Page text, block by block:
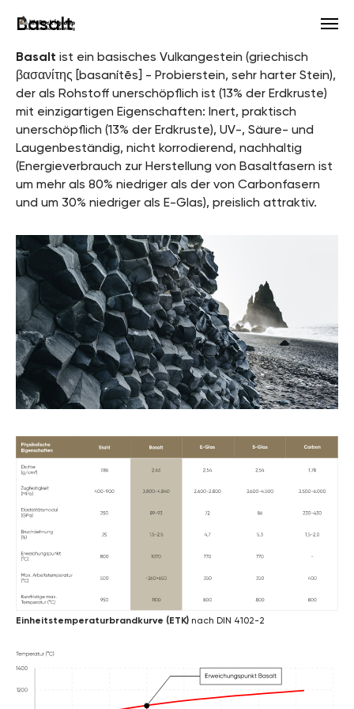
Basalt
Basalt ist ein basisches Vulkangestein (griechisch
βασανίτης [basanítēs] - Probierstein, sehr harter Stein),
der als Rohstoff unerschöpflich ist (13% der Erdkruste)
mit einzigartigen Eigenschaften: Inert, praktisch
unerschöpflich (13% der Erdkruste), UV-, Säure- und
Laugenbeständig, nicht korrodierend, nachhaltig
(Energieverbrauch zur Herstellung von Basaltfasern ist
um mehr als 80% niedriger als der von Carbonfasern
und um 30% niedriger als E-Glas), preislich attraktiv.
Einheitstemperaturbrandkurve (ETK) nach DIN 4102-2